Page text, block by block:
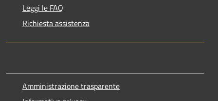
Leggi le FAQ
Richiesta assistenza
Amministrazione trasparente